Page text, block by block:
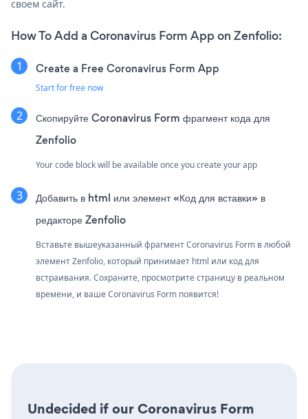
своем сайт.
How To Add a Coronavirus Form App on Zenfolio:
Create a Free Coronavirus Form App
Start for free now
Скопируйте Coronavirus Form фрагмент кода для
Zenfolio
Your code block will be available once you create your app
Добавить в html или элемент «Код для вставки» в
редакторе Zenfolio
Вставьте вышеуказанный фрагмент Coronavirus Form в любой
элемент Zenfolio, который принимает html или код для
встраивания. Сохраните, просмотрите страницу в реальном
времени, и ваше Coronavirus Form появится!
Undecided if our Coronavirus Form